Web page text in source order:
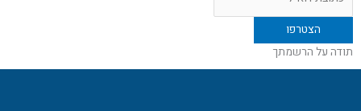
תודה על הרשמתך